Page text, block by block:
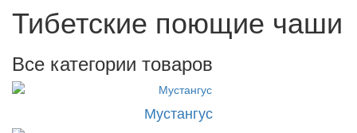
Тибетские поющие чаши
Все категории товаров
Мустангус